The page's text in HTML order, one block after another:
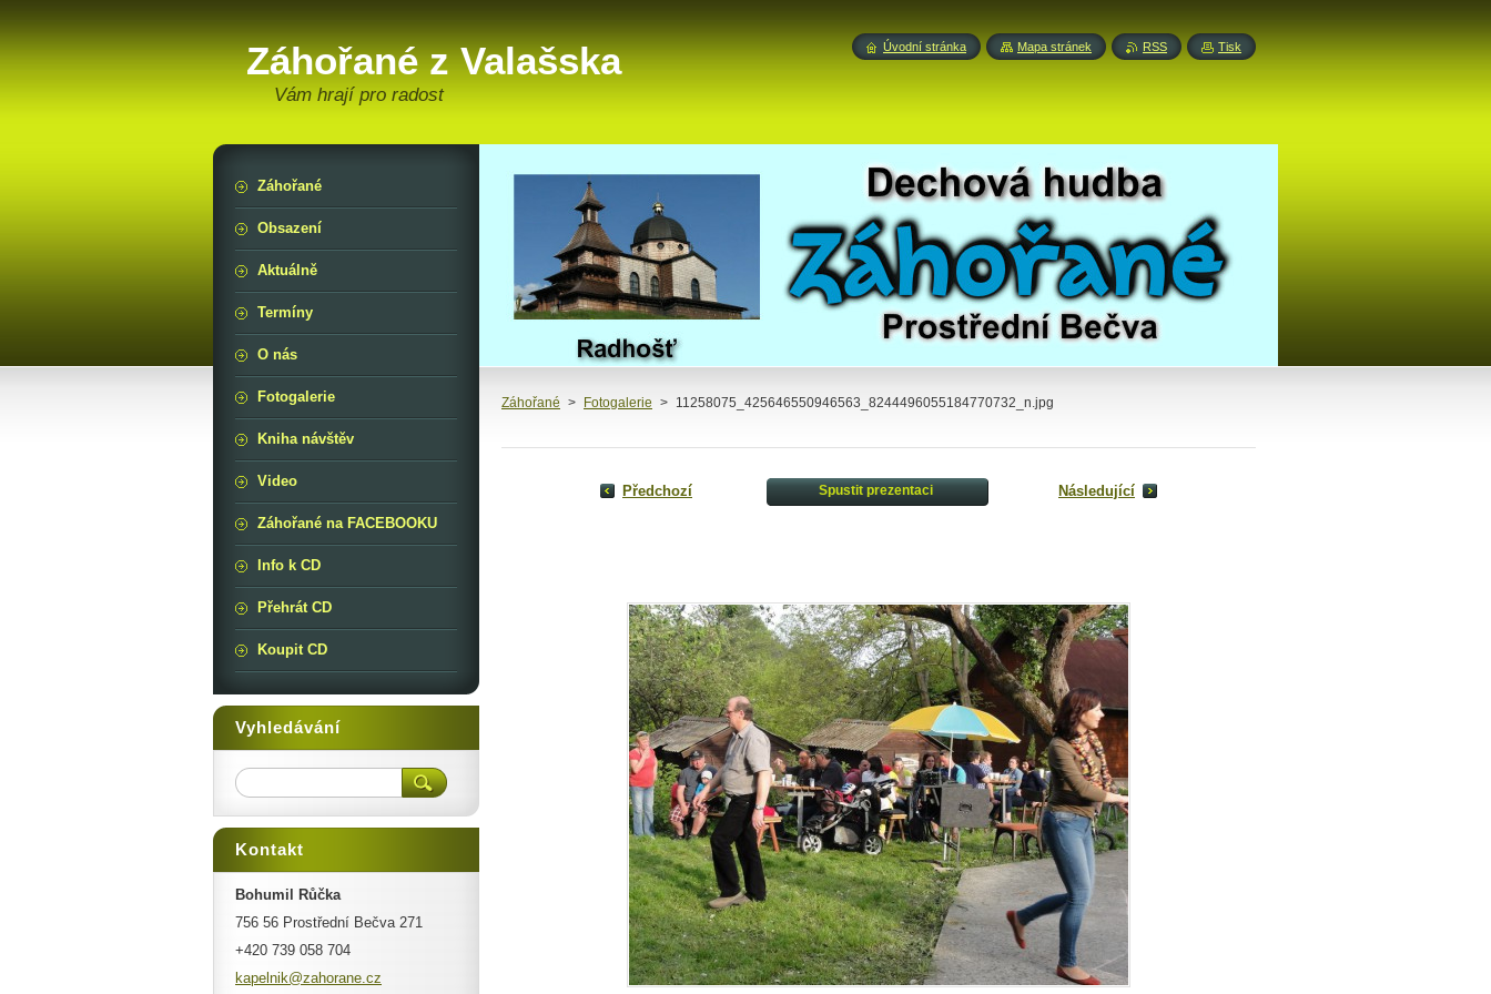
Záhořané z Valašska
Vám hrají pro radost
Záhořané > Fotogalerie > 11258075_425646550946563_8244496055184770732_n.jpg
Předchozí Spustit prezentaci Následující
Záhořané
Obsazení
Aktuálně
Termíny
O nás
Fotogalerie
Kniha návštěv
Video
Záhořané na FACEBOOKU
Info k CD
Přehrát CD
Koupit CD
Vyhledávání
Kontakt
Bohumil Růčka
756 56 Prostřední Bečva 271
+420 739 058 704
kapelnik@zahorane.cz
Úvodní stránka Mapa stránek RSS Tisk